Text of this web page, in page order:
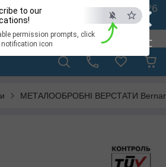
×
ESC
to our
permission prompts, click
notification icon
З АВСТРІЇ - 🚛 26.08. 2026
🚛
МЕТАЛООБРОБНІ ВЕРСТАТИ